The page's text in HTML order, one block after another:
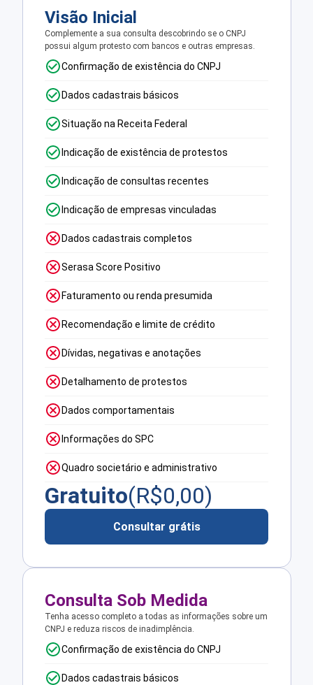
Visão Inicial
Complemente a sua consulta descobrindo se o CNPJ
possui algum protesto com bancos e outras empresas.
Confirmação de existência do CNPJ
Dados cadastrais básicos
Situação na Receita Federal
Indicação de existência de protestos
Indicação de consultas recentes
Indicação de empresas vinculadas
Dados cadastrais completos
Serasa Score Positivo
Faturamento ou renda presumida
Recomendação e limite de crédito
Dívidas, negativas e anotações
Detalhamento de protestos
Dados comportamentais
Informações do SPC
Quadro societário e administrativo
Gratuito(R$0,00)
Consultar grátis
Consulta Sob Medida
Tenha acesso completo a todas as informações sobre um
CNPJ e reduza riscos de inadimplência.
Confirmação de existência do CNPJ
Dados cadastrais básicos